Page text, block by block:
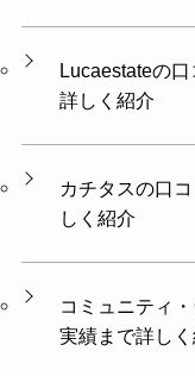
Lucaestateの
詳しく紹介
カチタスの口
しく紹介
コミュニティ
実績まで詳し